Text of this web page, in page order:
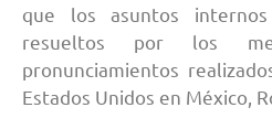
que los asuntos
resueltos por los
pronunciamientos
Estados Unidos en México,